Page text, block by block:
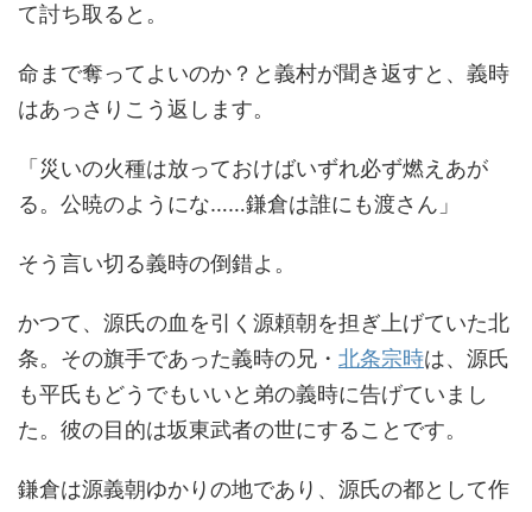
て討ち取ると。
命まで奪ってよいのか？と義村が聞き返すと、義時
はあっさりこう返します。
「災いの火種は放っておけばいずれ必ず燃えあが
る。公暁のようにな……鎌倉は誰にも渡さん」
そう言い切る義時の倒錯よ。
かつて、源氏の血を引く源頼朝を担ぎ上げていた北
条。その旗手であった義時の兄・ 北条宗時は、源氏
も平氏もどうでもいいと弟の義時に告げていまし
た。彼の目的は坂東武者の世にすることです。
鎌倉は源義朝ゆかりの地であり、源氏の都として作